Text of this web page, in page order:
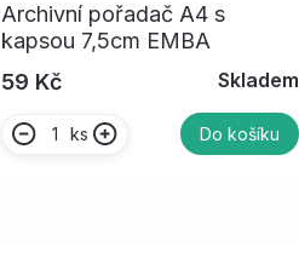
Archivní pořadač A4 s
kapsou 7,5cm EMBA
59 Kč
Skladem
ks Do košíku